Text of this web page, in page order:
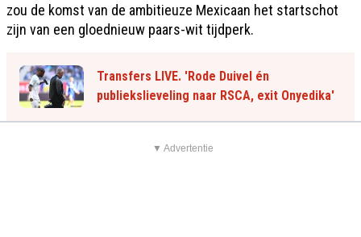
zou de komst van de ambitieuze Mexicaan het startschot
zijn van een gloednieuw paars-wit tijdperk.
Transfers LIVE. 'Rode Duivel én
publiekslieveling naar RSCA, exit Onyedika'
▼ Advertentie